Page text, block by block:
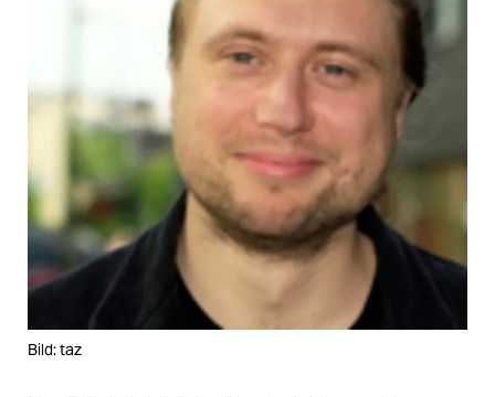
Bild: taz